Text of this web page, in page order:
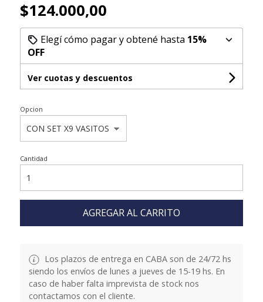
$124.000,00
Elegí cómo pagar y obtené hasta 15%
OFF
Ver cuotas y descuentos
Opcion
Cantidad
AGREGAR AL CARRITO
Los plazos de entrega en CABA son de 24/72 hs
siendo los envíos de lunes a jueves de 15-19 hs. En
caso de haber falta imprevista de stock nos
contactamos con el cliente.